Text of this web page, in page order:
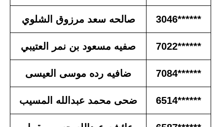
******3046 صالحه سعد مرزوق الشلوي
******7022 صفيه مسعود بن نمر العتيبي
******7084 ضافيه رده موسى العيسى
******6514 ضحى محمد عبدالله المسيب